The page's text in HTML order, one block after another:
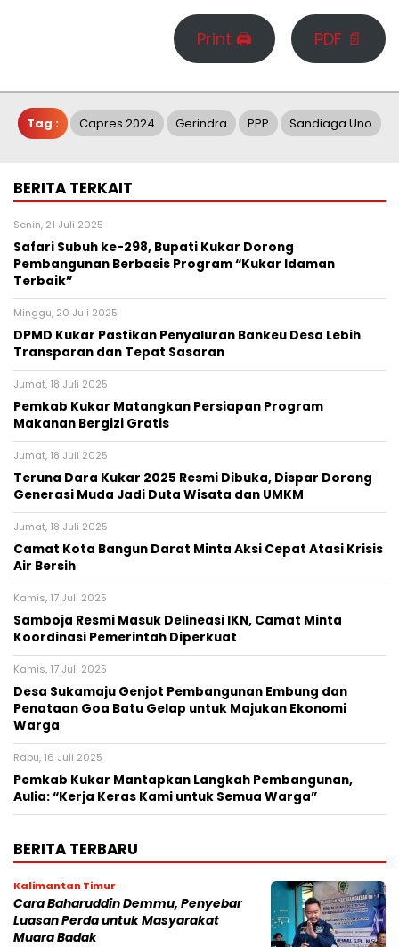
Print 🖨 PDF 📄
Tag : Capres 2024 Gerindra PPP Sandiaga Uno
BERITA TERKAIT
Senin, 21 Juli 2025
Safari Subuh ke-298, Bupati Kukar Dorong
Pembangunan Berbasis Program “Kukar Idaman
Terbaik”
Minggu, 20 Juli 2025
DPMD Kukar Pastikan Penyaluran Bankeu Desa Lebih
Transparan dan Tepat Sasaran
Jumat, 18 Juli 2025
Pemkab Kukar Matangkan Persiapan Program
Makanan Bergizi Gratis
Jumat, 18 Juli 2025
Teruna Dara Kukar 2025 Resmi Dibuka, Dispar Dorong
Generasi Muda Jadi Duta Wisata dan UMKM
Jumat, 18 Juli 2025
Camat Kota Bangun Darat Minta Aksi Cepat Atasi Krisis
Air Bersih
Kamis, 17 Juli 2025
Samboja Resmi Masuk Delineasi IKN, Camat Minta
Koordinasi Pemerintah Diperkuat
Kamis, 17 Juli 2025
Desa Sukamaju Genjot Pembangunan Embung dan
Penataan Goa Batu Gelap untuk Majukan Ekonomi
Warga
Rabu, 16 Juli 2025
Pemkab Kukar Mantapkan Langkah Pembangunan,
Aulia: “Kerja Keras Kami untuk Semua Warga”
BERITA TERBARU
Kalimantan Timur
Cara Baharuddin Demmu, Penyebar
Luasan Perda untuk Masyarakat
Muara Badak